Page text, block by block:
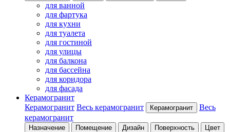
для ванной
для фартука
для кухни
для туалета
для гостиной
для улицы
для балкона
для бассейна
для коридора
для фасада
Керамогранит
Керамогранит Весь керамогранит Керамогранит
Весь
керамогранит
Назначение Помещение Дизайн Поверхность
Цвет